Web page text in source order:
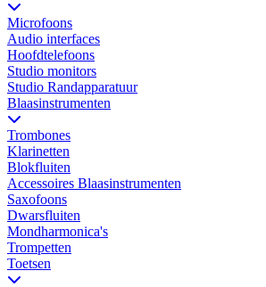
Microfoons
Audio interfaces
Hoofdtelefoons
Studio monitors
Studio Randapparatuur
Blaasinstrumenten
Trombones
Klarinetten
Blokfluiten
Accessoires Blaasinstrumenten
Saxofoons
Dwarsfluiten
Mondharmonica's
Trompetten
Toetsen